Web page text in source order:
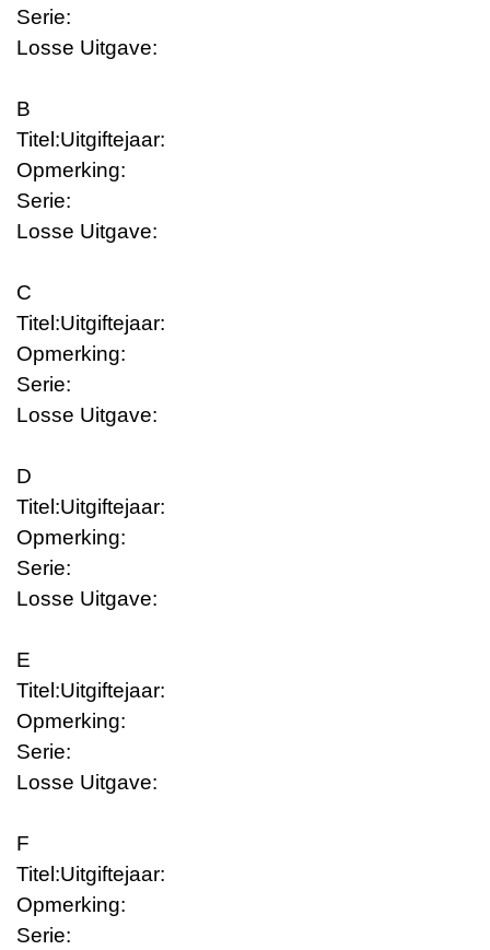
Serie:
Losse Uitgave:
B
Titel:Uitgiftejaar:
Opmerking:
Serie:
Losse Uitgave:
C
Titel:Uitgiftejaar:
Opmerking:
Serie:
Losse Uitgave:
D
Titel:Uitgiftejaar:
Opmerking:
Serie:
Losse Uitgave:
E
Titel:Uitgiftejaar:
Opmerking:
Serie:
Losse Uitgave:
F
Titel:Uitgiftejaar:
Opmerking:
Serie: